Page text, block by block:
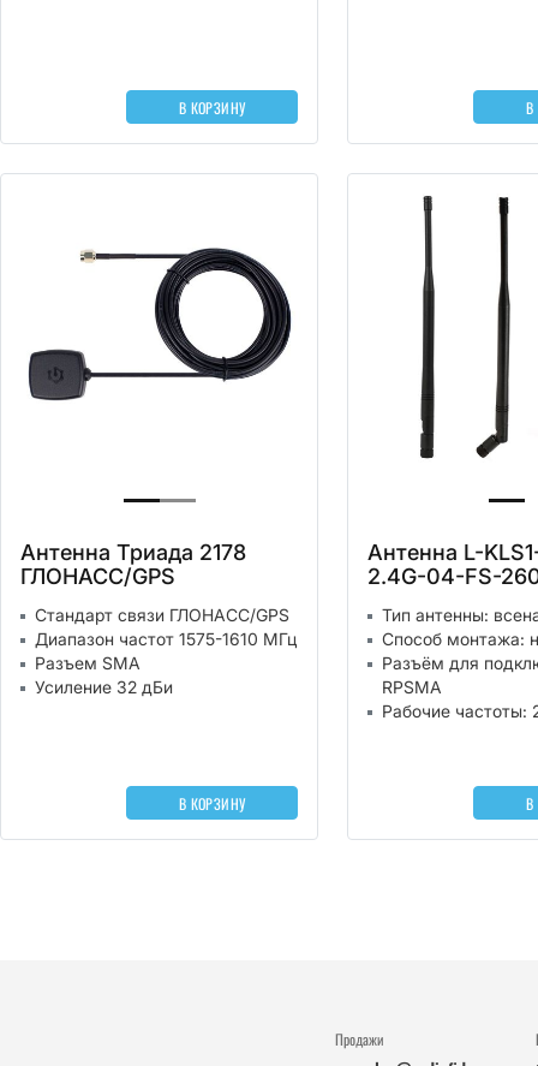
В КОРЗИНУ В
Антенна Триада 2178
ГЛОНАСС/GPS
Стандарт связи ГЛОНАСС/GPS
Диапазон частот 1575-1610 МГц
Разъем SMA
Усиление 32 дБи
В КОРЗИНУ
Антенна L-
2.4G-04-FS-
Тип антенны:
Способ монтажа:
Разъём для
RPSMA
Рабочие частоты:
В
Продажи